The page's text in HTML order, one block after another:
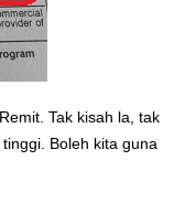
Tak kisah la, tak
Boleh kita guna